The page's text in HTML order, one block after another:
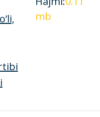
mb